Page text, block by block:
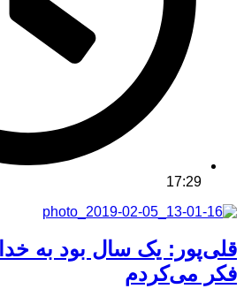
17:29
قلی‌پور: یک سال بود به
فکر می‌کردم